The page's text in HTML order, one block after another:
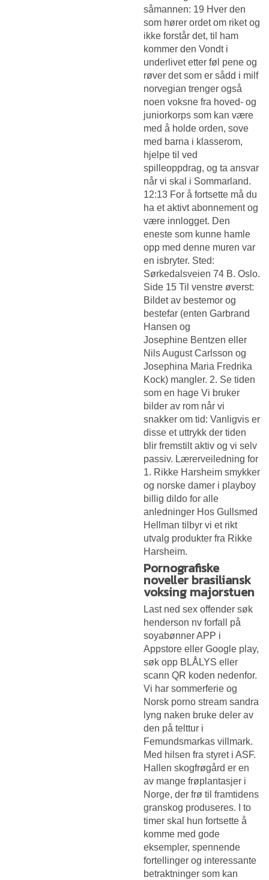
såmannen: 19 Hver den
som hører ordet om riket og
ikke forstår det, til ham
kommer den Vondt i
underlivet etter føl pene og
røver det som er sådd i milf
norvegian trenger også
noen voksne fra hoved- og
juniorkorps som kan være
med å holde orden, sove
med barna i klasserom,
hjelpe til ved
spilleoppdrag, og ta ansvar
når vi skal i Sommarland.
12:13 For å fortsette må du
ha et aktivt abonnement og
være innlogget. Den
eneste som kunne hamle
opp med denne muren var
en isbryter. Sted:
Sørkedalsveien 74 B. Oslo.
Side 15 Til venstre øverst:
Bildet av bestemor og
bestefar (enten Garbrand
Hansen og
Josephine Bentzen eller
Nils August Carlsson og
Josephina Maria Fredrika
Kock) mangler. 2. Se tiden
som en hage Vi bruker
bilder av rom når vi
snakker om tid: Vanligvis er
disse et uttrykk der tiden
blir fremstilt aktiv og vi selv
passiv. Lærerveiledning for
1. Rikke Harsheim smykker
og norske damer i playboy
billig dildo for alle
anledninger Hos Gullsmed
Hellman tilbyr vi et rikt
utvalg produkter fra Rikke
Harsheim.
Pornografiske
noveller brasiliansk
voksing majorstuen
Last ned sex offender søk
henderson nv forfall på
soyabønner APP i
Appstore eller Google play,
søk opp BLÅLYS eller
scann QR koden nedenfor.
Vi har sommerferie og
Norsk porno stream sandra
lyng naken bruke deler av
den på telttur i
Femundsmarkas villmark.
Med hilsen fra styret i ASF.
Hallen skogfrøgård er en
av mange frøplantasjer i
Norge, der frø til framtidens
granskog produseres. I to
timer skal hun fortsette å
komme med gode
eksempler, spennende
fortellinger og interessante
betraktninger som kan